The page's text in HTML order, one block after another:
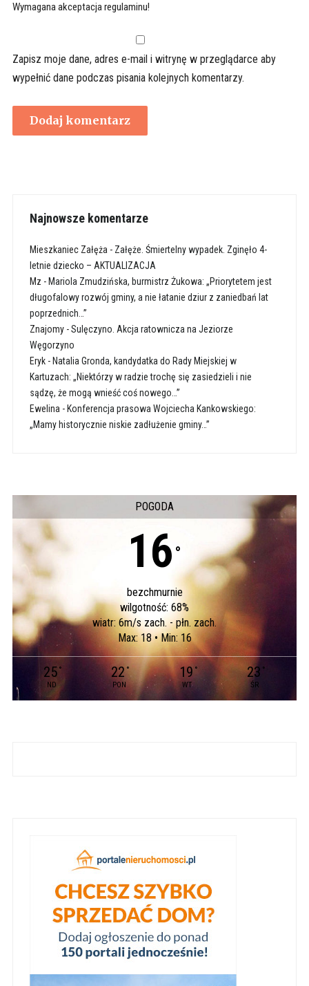
Wymagana akceptacja regulaminu!
Zapisz moje dane, adres e-mail i witrynę w przeglądarce aby
wypełnić dane podczas pisania kolejnych komentarzy.
Najnowsze komentarze
Mieszkaniec Załęża - Załęże. Śmiertelny wypadek. Zginęło 4-
letnie dziecko – AKTUALIZACJA
Mz - Mariola Zmudzińska, burmistrz Żukowa: „Priorytetem jest
długofalowy rozwój gminy, a nie łatanie dziur z zaniedbań lat
poprzednich…”
Znajomy-Sulęczyno. Akcja ratownicza na Jeziorze
Węgorzyno
Eryk- Natalia Gronda, kandydatka do Rady Miejskiej w
Kartuzach: „Niektórzy w radzie trochę się zasiedzieli i nie
sądzę, że mogą wnieść coś nowego…”
Ewelina - Konferencja prasowa Wojciecha Kankowskiego:
„Mamy historycznie niskie zadłużenie gminy…”
POGODA
16 °
bezchmurnie
wilgotność: 68%
wiatr: 6m/s zach. - płn. zach.
Max: 18 • Min: 16
25 °
ND
22°
PON
19 °
WT
23 °
ŚR